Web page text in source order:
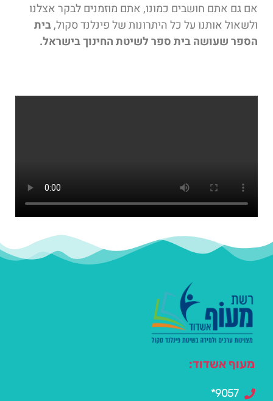
אם גם אתם חושבים כמונו, אתם מוזמנים לבקר אצלנו
ולשאול אותנו על כל היתרונות של פינלנד סקול,בית
הספר שעושה בית ספר לשיטת החינוך בישראל.
מעוף אשדוד:
9057*